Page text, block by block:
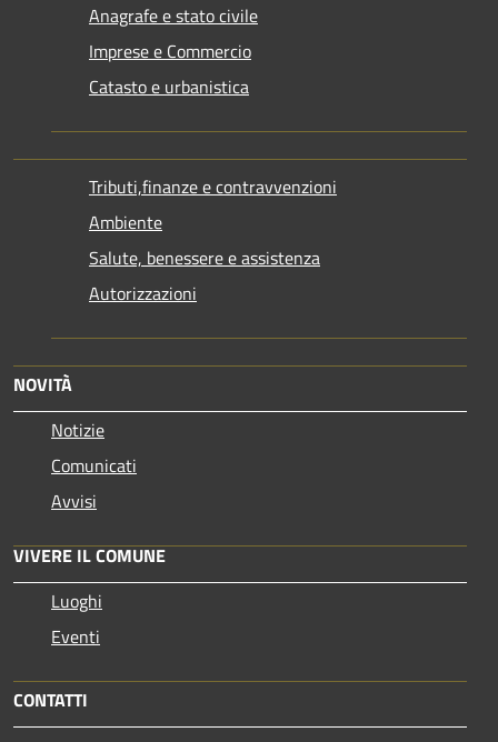
Anagrafe e stato civile
Imprese e Commercio
Catasto e urbanistica
Tributi,finanze e contravvenzioni
Ambiente
Salute, benessere e assistenza
Autorizzazioni
NOVITÀ
Notizie
Comunicati
Avvisi
VIVERE IL COMUNE
Luoghi
Eventi
CONTATTI